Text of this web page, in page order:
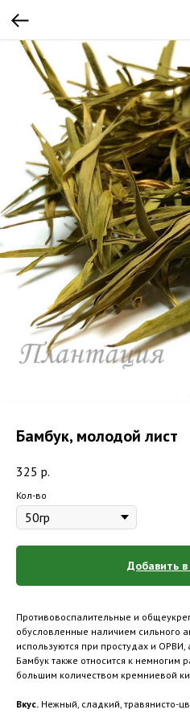
Бамбук, молодой лист
325 р.
Кол-во
Добавить в
Противовоспалительные и
обусловленные наличием сильного
используются при простудах и ОРВИ,
Бамбук также относится к немногим
большим количеством кремниевой
Вкус. Нежный, сладкий, травянисто-